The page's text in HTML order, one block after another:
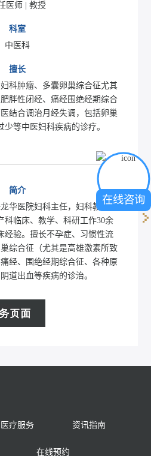
医师 | 教授
科室
中医科
擅长
科肿瘤、多囊卵巢综合征尤其
胖性闭经、痛经围绝经期综合
结合调治月经失调，包括卵巢
等中医妇科疾病的诊疗。
简介
华医院妇科主任，妇科教研室
科临床、教学、科研工作30余
经验。擅长不孕症、习惯性流
综合征（尤其是高雄激素所致
经、围绝经期综合征、各种原
道出血等疾病的诊治。
医疗服务 资讯指南
在线预约
在线咨询